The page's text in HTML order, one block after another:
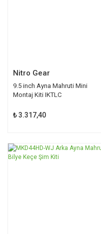
Nitro Gear
9.5 inch Ayna Mahruti Mini
Montaj Kiti IKTLC
₺ 3.317,40